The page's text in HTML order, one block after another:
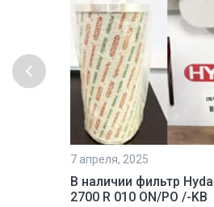
7 апреля, 2025
В наличии фильтр
2700 R 010 ON/PO /-KB